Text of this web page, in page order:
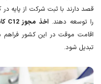
با ثبت شرکت از پایه در کانادا،
دهند.اخذ مجوز C12 کانادا
در این کشور فراهم می‌کند و